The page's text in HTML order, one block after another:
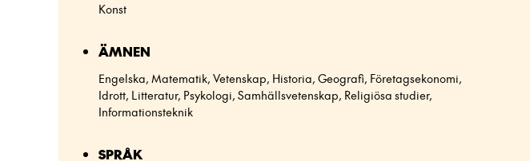
Konst
ÄMNEN
Engelska, Matematik, Vetenskap, Historia, Geografi, Företagsekonomi,
Idrott, Litteratur, Psykologi, Samhällsvetenskap, Religiösa studier,
Informationsteknik
SPRÅK